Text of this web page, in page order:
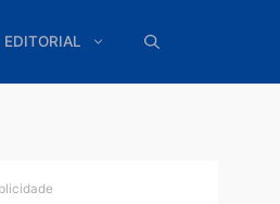
EXPEDIENTE EDITORIAL